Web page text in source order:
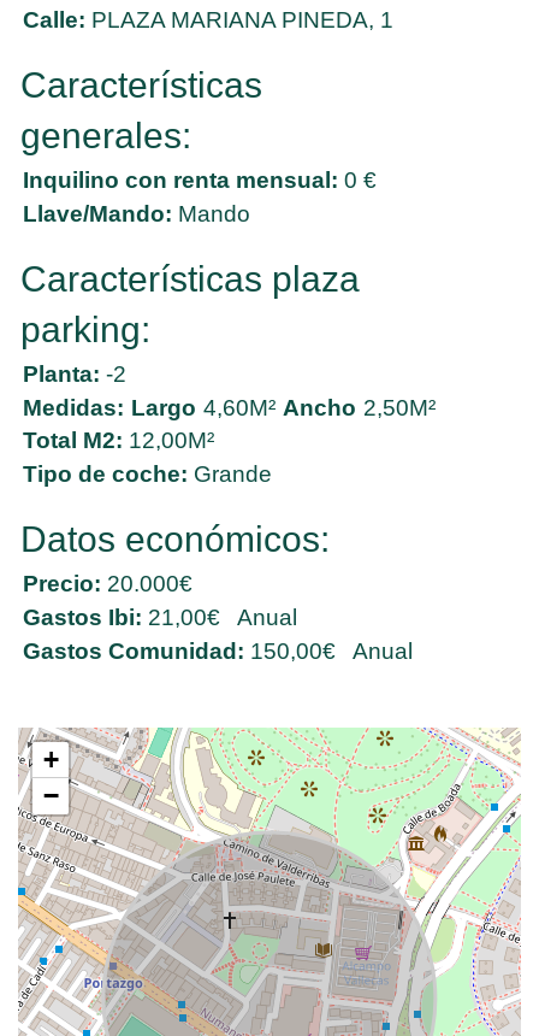
Calle: PLAZA MARIANA PINEDA, 1
Características
generales:
Inquilino con renta mensual: 0 €
Llave/Mando: Mando
Características plaza
parking:
Planta: -2
Medidas: Largo 4,60M² Ancho 2,50M²
Total M2: 12,00M²
Tipo de coche: Grande
Datos económicos:
Precio: 20.000€
Gastos Ibi: 21,00€ Anual
Gastos Comunidad: 150,00€ Anual
+
−